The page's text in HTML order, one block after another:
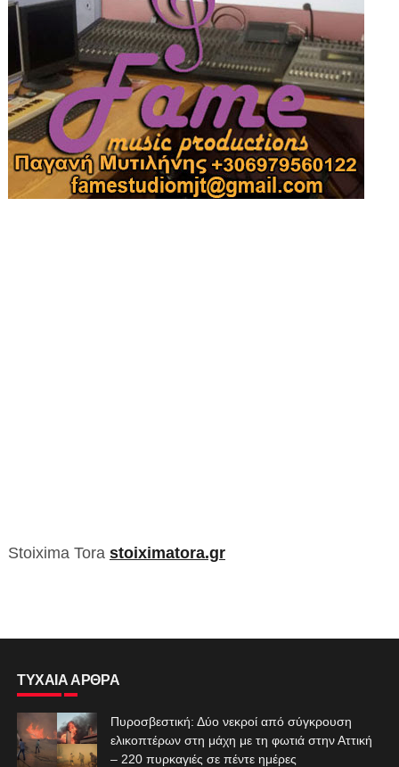
Stoixima Tora stoiximatora.gr
ΤΥΧΑΙΑ ΑΡΘΡΑ
Πυροσβεστική: Δύο νεκροί από σύγκρουση
ελικοπτέρων στη μάχη με τη φωτιά στην Αττική
– 220 πυρκαγιές σε πέντε ημέρες